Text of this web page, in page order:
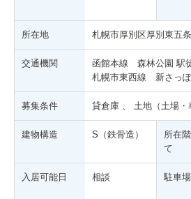
所在地 札幌市厚別区厚別東五条
交通機関
函館本線 森林公園 駅
札幌市東西線 新さっ
募集条件 貸倉庫 、 土地（土場
建物構造 S（鉄骨造）
所在
て
入居可能日 相談 駐車